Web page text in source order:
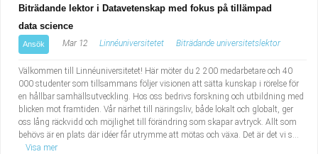
Biträdande lektor i Datavetenskap med fokus på tillämpad
data science
Ansök Mar 12 Linnéuniversitetet Biträdande universitetslektor
Välkommen till Linnéuniversitetet! Här möter du 2 200 medarbetare och 40
000 studenter som tillsammans följer visionen att sätta kunskap i rörelse för
en hållbar samhällsutveckling. Hos oss bedrivs forskning och utbildning med
blicken mot framtiden. Vår närhet till näringsliv, både lokalt och globalt, ger
oss lång räckvidd och möjlighet till förändring som skapar avtryck. Allt som
behövs är en plats där idéer får utrymme att mötas och växa. Det är det vi s...
Visa mer